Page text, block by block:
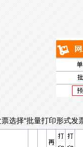
选择“批量打印形式